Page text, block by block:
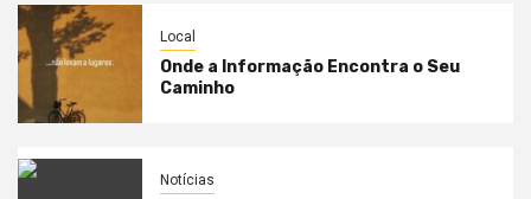
Local
Onde a Informação Encontra o Seu
Caminho
Notícias